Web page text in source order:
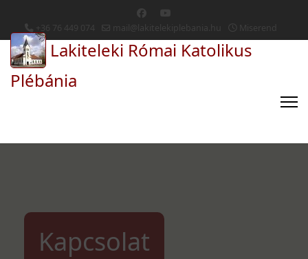
+36 76 449 074 mail@lakitelekiplebania.hu Miserend
Lakiteleki Római Katolikus
Plébánia
Kapcsolat